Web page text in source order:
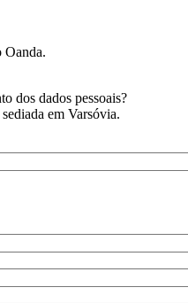
Oanda.
dos dados pessoais?
em Varsóvia.